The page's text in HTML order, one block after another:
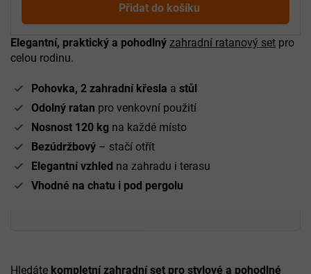
Přidat do košíku
Elegantní, praktický a pohodlný zahradní ratanový set pro
celou rodinu.
Pohovka, 2 zahradní křesla a stůl
Odolný ratan pro venkovní použití
Nosnost 120 kg na každé místo
Bezúdržbový – stačí otřít
Elegantní vzhled na zahradu i terasu
Vhodné na chatu i pod pergolu
Hledáte kompletní zahradní set pro stylové a pohodlné